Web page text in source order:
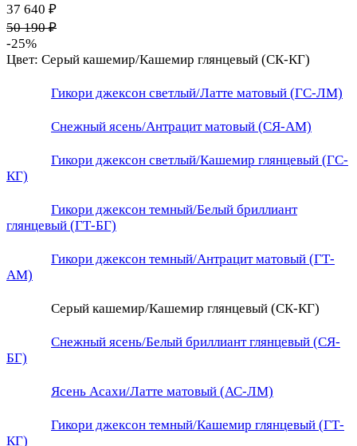
37 640 ₽
50 190 ₽
-25%
Цвет: Серый кашемир/Кашемир глянцевый (СК-КГ)
Гикори джексон светлый/Латте матовый (ГС-ЛМ)
Снежный ясень/Антрацит матовый (СЯ-АМ)
Гикори джексон светлый/Кашемир глянцевый (ГС-
КГ)
Гикори джексон темный/Белый бриллиант
глянцевый (ГТ-БГ)
Гикори джексон темный/Антрацит матовый (ГТ-
АМ)
Серый кашемир/Кашемир глянцевый (СК-КГ)
Снежный ясень/Белый бриллиант глянцевый (СЯ-
БГ)
Ясень Асахи/Латте матовый (АС-ЛМ)
Гикори джексон темный/Кашемир глянцевый (ГТ-
КГ)